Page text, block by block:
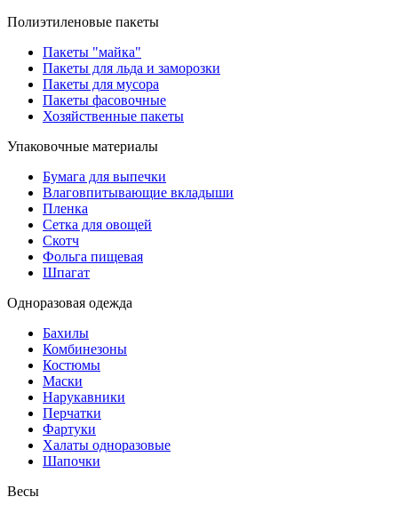
Полиэтиленовые пакеты
Пакеты "майка"
Пакеты для льда и заморозки
Пакеты для мусора
Пакеты фасовочные
Хозяйственные пакеты
Упаковочные материалы
Бумага для выпечки
Влаговпитывающие вкладыши
Пленка
Сетка для овощей
Скотч
Фольга пищевая
Шпагат
Одноразовая одежда
Бахилы
Комбинезоны
Костюмы
Маски
Нарукавники
Перчатки
Фартуки
Халаты одноразовые
Шапочки
Весы